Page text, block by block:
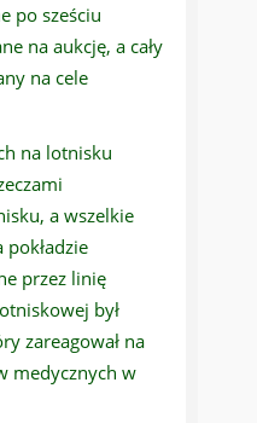
po sześciu
na aukcję, a cały
na cele
na lotnisku
a wszelkie
przez linię
był
zareagował na
medycznych w